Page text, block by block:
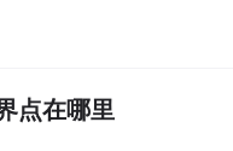
点在哪里